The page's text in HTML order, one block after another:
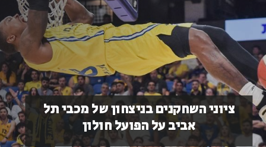
ציוני השחקנים בניצחון של מכבי תל
אביב על הפועל חולון